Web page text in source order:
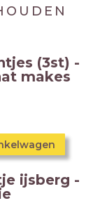
(3st) -
makes
ijsberg -